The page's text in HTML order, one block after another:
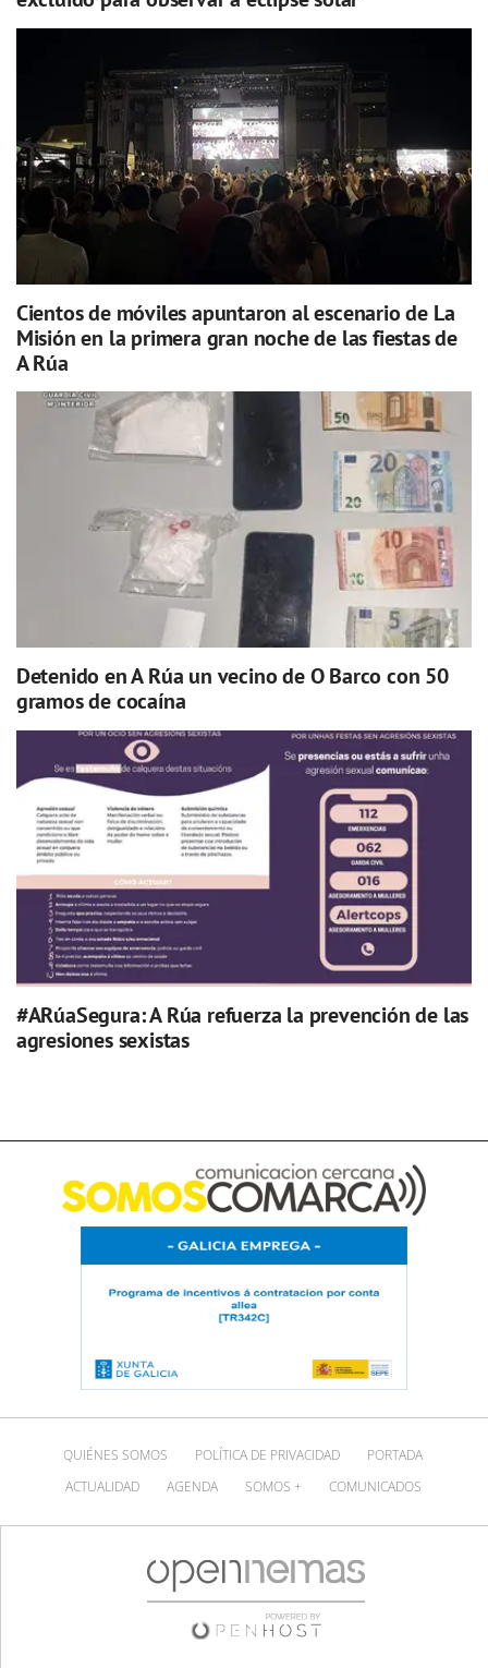
Cientos de móviles apuntaron al escenario de La
Misión en la primera gran noche de las fiestas de
A Rúa
Detenido en A Rúa un vecino de O Barco con 50
gramos de cocaína
#ARúaSegura: A Rúa refuerza la prevención de las
agresiones sexistas
QUIÉNES SOMOS POLÍTICA DE PRIVACIDAD
PORTADA
ACTUALIDAD
AGENDA SOMOS + COMUNICADOS